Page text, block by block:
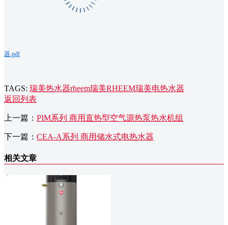
器.pdf
TAGS: 瑞美热水器rheem瑞美RHEEM瑞美电热水器
返回列表
上一篇： PIM系列 商用直热型空气源热泵热水机组
下一篇： CEA-A系列 商用储水式电热水器
相关文章